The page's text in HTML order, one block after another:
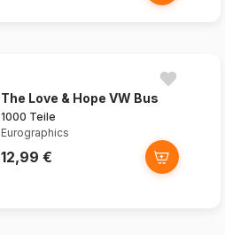
The Love & Hope VW Bus
1000 Teile
Eurographics
12,99 €